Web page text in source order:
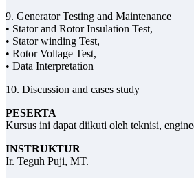
9. Generator Testing and Maintenance
• Stator and Rotor Insulation Test,
• Stator winding Test,
• Rotor Voltage Test,
• Data Interpretation
10. Discussion and cases study
PESERTA
Kursus ini dapat diikuti oleh teknisi,
INSTRUKTUR
Ir. Teguh Puji, MT.